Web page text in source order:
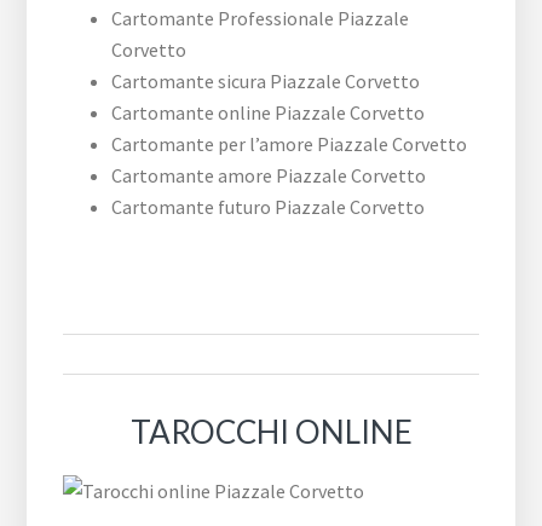
Cartomante Professionale ​Piazzale ​
Corvetto
Cartomante sicura ​Piazzale ​Corvetto
Cartomante online ​Piazzale ​Corvetto
Cartomante per l’amore ​Piazzale ​Corvetto
Cartomante amore ​Piazzale ​Corvetto
Cartomante futuro ​Piazzale ​Corvetto
TAROCCHI ONLINE